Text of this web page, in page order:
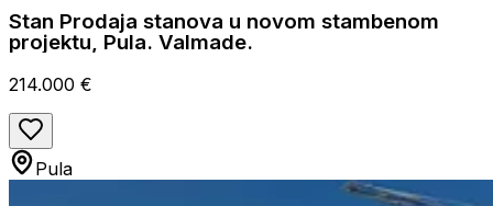
Stan Prodaja stanova u novom stambenom
projektu, Pula. Valmade.
214.000 €
Pula